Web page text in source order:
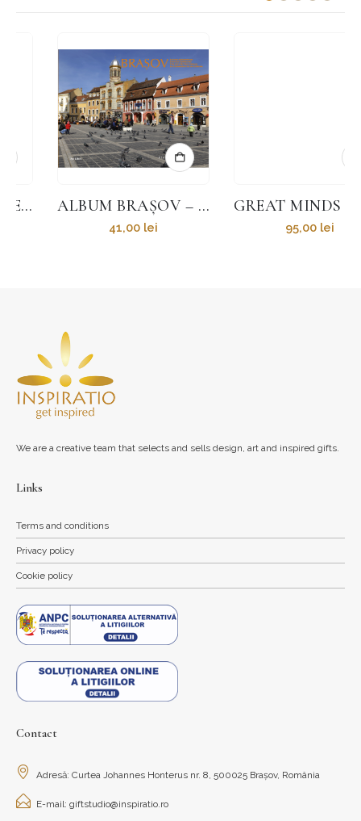
ALBUM BRAȘOV – CETATEA COROANEI – FLORIN ANDREESCU
lei
GREAT MINDS – SET OF 5
lei
We are a creative team that selects and sells design, art and inspired gifts.
Links
Terms and conditions
Privacy policy
Cookie policy
Contact
Adresă: Curtea Johannes Honterus nr. 8, 500025 Brașov, România
E-mail: giftstudio@inspiratio.ro